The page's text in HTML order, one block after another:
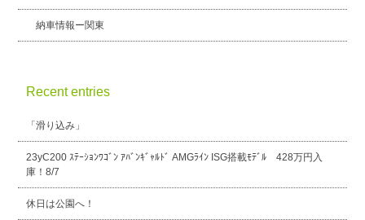
納車情報ー関東
Recent entries
「滑り込み」
23yC200 ｽﾃｰｼｮﾝﾜｺﾞﾝ ｱﾊﾞﾝｷﾞｬﾙﾄﾞ AMGﾗｲﾝ ISG搭載ﾓﾃﾞﾙ 428万円入
庫！8/7
休日は公園へ！